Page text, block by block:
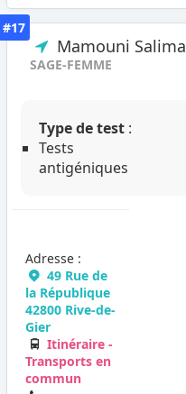
#17
Mamouni Salima
SAGE-FEMME
Type de test :
Tests
antigéniques
Adresse :
49 Rue de
la République
42800 Rive-de-
Gier
Itinéraire -
Transports en
commun